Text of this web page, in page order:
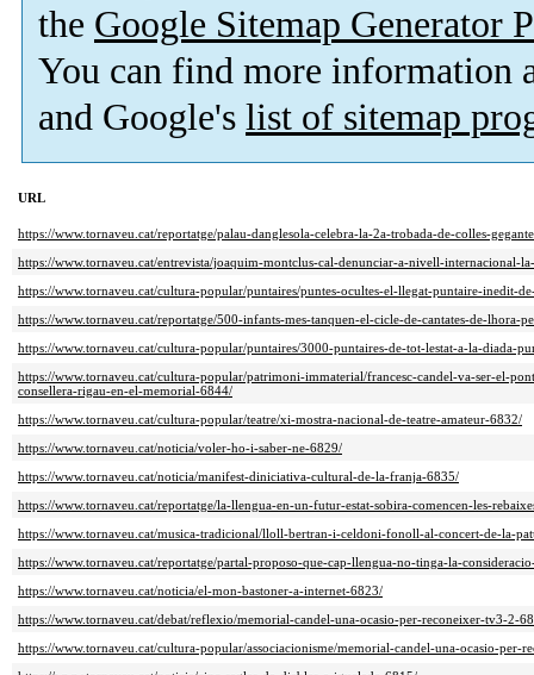
the Google Sitemap Generator
You can find more information
and Google's list of sitemap
URL
https://www.tornaveu.cat/reportatge/palau-danglesola-celebra-la-2a-trobada-de-colles-
https://www.tornaveu.cat/entrevista/joaquim-montclus-cal-denunciar-a-nivell-internacional-
https://www.tornaveu.cat/cultura-popular/puntaires/puntes-ocultes-el-llegat-puntaire-inedit-
https://www.tornaveu.cat/reportatge/500-infants-mes-tanquen-el-cicle-de-cantates-de-lhora-
https://www.tornaveu.cat/cultura-popular/puntaires/3000-puntaires-de-tot-lestat-a-la-diada-
https://www.tornaveu.cat/cultura-popular/patrimoni-immaterial/francesc-candel-va-ser-el-
consellera-rigau-en-el-memorial-6844/
https://www.tornaveu.cat/cultura-popular/teatre/xi-mostra-nacional-de-teatre-amateur-6832/
https://www.tornaveu.cat/noticia/voler-ho-i-saber-ne-6829/
https://www.tornaveu.cat/noticia/manifest-diniciativa-cultural-de-la-franja-6835/
https://www.tornaveu.cat/reportatge/la-llengua-en-un-futur-estat-sobira-comencen-les-
https://www.tornaveu.cat/musica-tradicional/lloll-bertran-i-celdoni-fonoll-al-concert-de-la-
https://www.tornaveu.cat/reportatge/partal-proposo-que-cap-llengua-no-tinga-la-
https://www.tornaveu.cat/noticia/el-mon-bastoner-a-internet-6823/
https://www.tornaveu.cat/debat/reflexio/memorial-candel-una-ocasio-per-reconeixer-tv3-2-
https://www.tornaveu.cat/cultura-popular/associacionisme/memorial-candel-una-ocasio-per-